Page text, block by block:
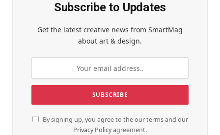
Subscribe to Updates
Get the latest creative news from SmartMag
about art & design.
By signing up, you agree to the our terms and our
Privacy Policyagreement.